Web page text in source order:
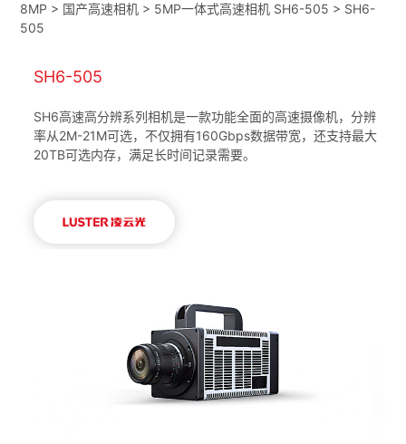
8MP > 国产高速相机 > 5MP一体式高速相机 SH6-505 > SH6-
505
SH6-505
SH6高速高分辨系列相机是一款功能全面的高速摄像机，分辨
率从2M-21M可选，不仅拥有160Gbps数据带宽，还支持最大
20TB可选内存，满足长时间记录需要。